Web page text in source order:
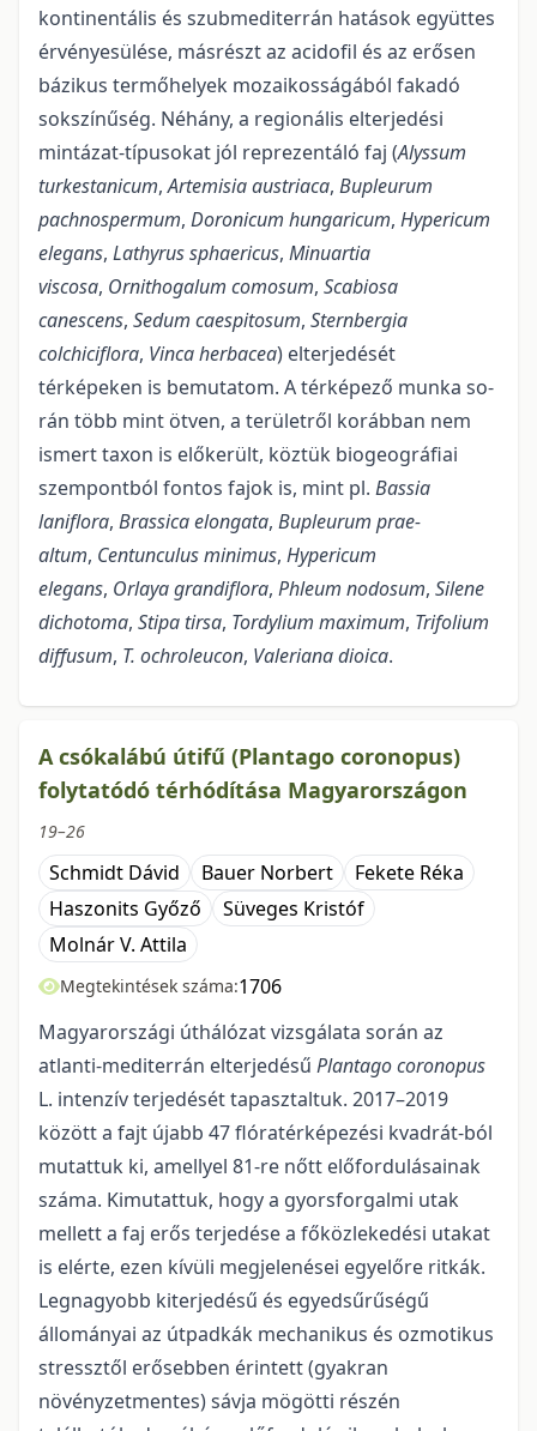
kontinentális és szubmediterrán ha­tások együt­tes
érvényesülése, másrészt az acidofil és az erősen
bázikus termőhelyek mo­za­i­kos­sá­gá­ból fakadó
sok­­színűség. Néhány, a regionális elterjedési
mintázat-típusokat jól reprezentáló faj (Alyssum
turkestanicum,Artemisia austriaca, Bupleurum
pachnospermum, Doronicum hungaricum, Hy­pericum
elegans, Lat­hyrus sphaericus, Minuartia
viscosa, Ornithogalum comosum, Scabiosa
canescens, Se­dum caespitosum, Stern­bergia
colchiciflora, Vinca herbacea) elterjedését
térképeken is bemutatom. A tér­­ké­pe­ző munka so­
rán több mint ötven, a területről korábban nem
ismert taxon is előkerült, köztük bio­geog­ráfiai
szem­pont­ból fontos fajok is, mint pl. Bassia
laniflora, Brassica elongata, Bupleurum pra­e­
altum, Centunculus mi­ni­mus, Hypericum
elegans, Orlaya grandiflora, Phleum nodosum, Silene
dichotoma, Stipa tirsa, Tordylium maximum, Trifolium
diffusum, T. ochroleucon, Valeriana dioica.
A csókalábú útifű (Plantago coronopus)
folytatódó térhódítása Magyarországon
19–26
Schmidt Dávid Bauer Norbert
Fekete Réka
Haszonits Győző
Süveges Kristóf
Molnár V. Attila
Megtekintések száma:1706
Magyarországi úthálózat vizsgálata során az
atlanti-mediterrán elterjedésű Plantago coronopus
L. intenzív terjedését tapasztaltuk. 2017–2019
között a fajt újabb 47 flóratérképezési kvadrát-ból
mutattuk ki, amellyel 81-re nőtt előfordulásainak
száma. Kimutattuk, hogy a gyorsforgalmi utak
mellett a faj erős terjedése a főközlekedési utakat
is elérte, ezen kívüli megjelenései egyelőre ritkák.
Legnagyobb kiterjedésű és egyedsűrűségű
állományai az útpadkák mechanikus és ozmotikus
stressztől erősebben érintett (gyakran
növényzetmentes) sávja mögötti részén